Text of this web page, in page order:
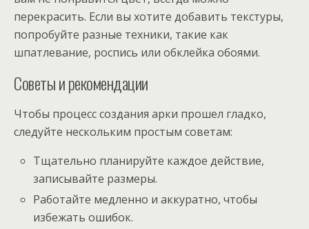
перекрасить. Если вы хотите добавить текстуры,
попробуйте разные техники, такие как
шпатлевание, роспись или обклейка обоями.
Советы и рекомендации
Чтобы процесс создания арки прошел гладко,
следуйте нескольким простым советам:
Тщательно планируйте каждое действие,
записывайте размеры.
Работайте медленно и аккуратно, чтобы
избежать ошибок.